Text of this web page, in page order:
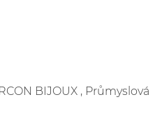
BIJOUX , Průmyslová